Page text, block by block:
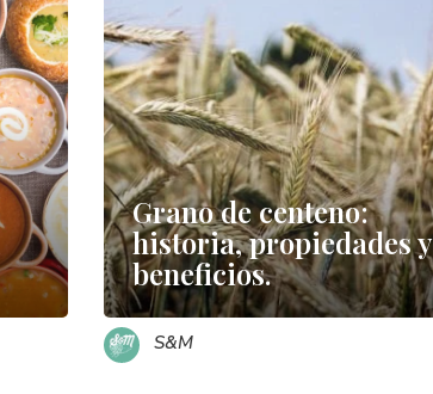
Grano de centeno:
historia, propiedades y
beneficios.
S&M